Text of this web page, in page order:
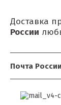
Доставка
России
Почта России